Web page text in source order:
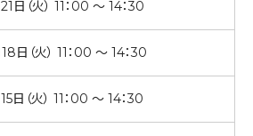
日（火） 11：00 ～ 14：30
日（火） 11：00 ～ 14：30
日（火） 11：00 ～ 14：30